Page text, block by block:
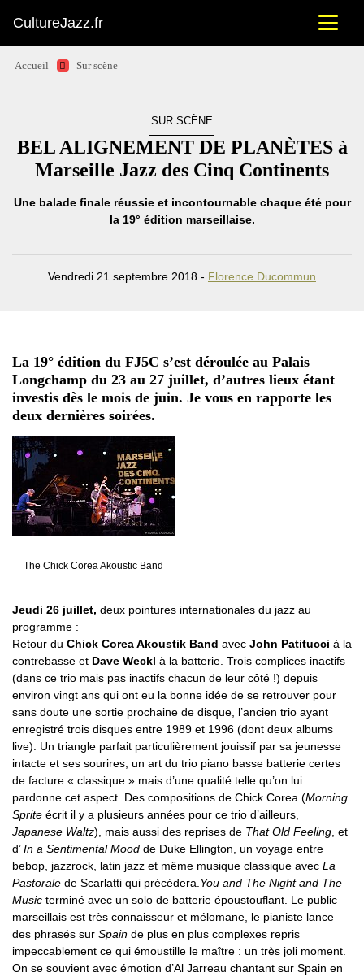
CultureJazz.fr
Accueil Sur scène
SUR SCÈNE
BEL ALIGNEMENT DE PLANÈTES à
Marseille Jazz des Cinq Continents
Une balade finale réussie et incontournable chaque été pour
la 19° édition marseillaise.
Vendredi 21 septembre 2018 - Florence Ducommun
La 19° édition du FJ5C s’est déroulée au Palais
Longchamp du 23 au 27 juillet, d’autres lieux étant
investis dès le mois de juin. Je vous en rapporte les
deux dernières soirées.
The Chick Corea Akoustic Band
Jeudi 26 juillet, deux pointures internationales du jazz au
programme :
Retour du Chick Corea Akoustik Band avec John Patitucci à la
contrebasse et Dave Weckl à la batterie. Trois complices inactifs
(dans ce trio mais pas inactifs chacun de leur côté !) depuis
environ vingt ans qui ont eu la bonne idée de se retrouver pour
sans doute une sortie prochaine de disque, l’ancien trio ayant
enregistré trois disques entre 1989 et 1996 (dont deux albums
live). Un triangle parfait particulièrement jouissif par sa jeunesse
intacte et ses sourires, un art du trio piano basse batterie certes
de facture « classique » mais d’une qualité telle qu’on lui
pardonne cet aspect. Des compositions de Chick Corea (Morning
Sprite écrit il y a plusieurs années pour ce trio d’ailleurs,
Japanese Waltz), mais aussi des reprises de That Old Feeling , et
d’In a Sentimental Mood de Duke Ellington, un voyage entre
bebop, jazzrock, latin jazz et même musique classique avec La
Pastorale de Scarlatti qui précédera. You and The Night and The
Music terminé avec un solo de batterie époustouflant. Le public
marseillais est très connaisseur et mélomane, le pianiste lance
des phrasés sur Spain de plus en plus complexes repris
impeccablement ce qui émoustille le maître : un très joli moment.
On se souvient avec émotion d’Al Jarreau chantant sur Spain en